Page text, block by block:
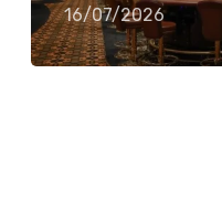
16/07/2026